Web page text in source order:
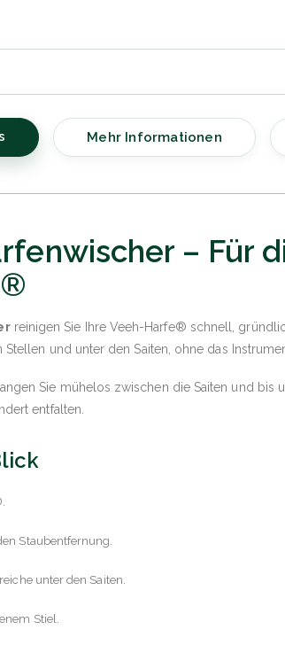
– Für
reinigen Sie Ihre Veeh-Harfe® schnell,
und unter den Saiten, ohne das
Sie mühelos zwischen die Saiten und
entfalten.
Staubentfernung.
unter den Saiten.
Stiel.
Mehr Informationen